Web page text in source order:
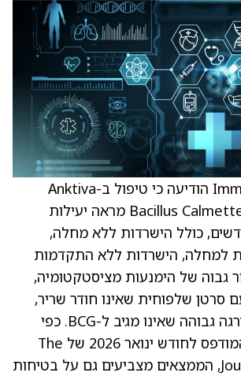
) הודיעה כי טיפול ב-Anktiva
בשילוב Bacillus Calmette-Guerin מראה יעילות
12 ו-36 חודשים, כולל הישרדות ללא מחלה,
למחלה, הישרדות ללא התקדמות
גבוה של הימנעות מציסטקטומיה,
סרטן שלפוחית שאינו חודר שריר,
פפילרי בלבד ובדרגה גבוהה שאינו מגיב ל-BCG. כפי
שפורסם בגיליון המודפס לחודש ינואר 2026 של The
Journal of Urology, הממצאים מצביעים גם על בטיחות